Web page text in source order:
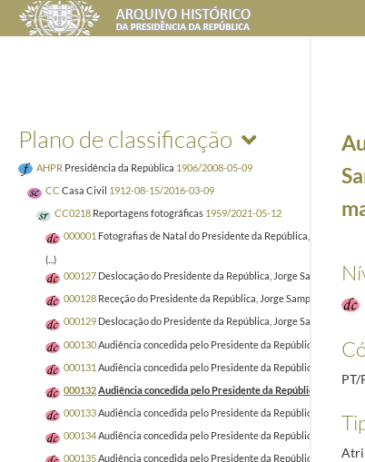
Plano de classificação
AHPR Presidência da República 1906/2008-05-09
CC Casa Civil 1912-08-15/2016-03-09
CC0218 Reportagens fotográficas 1959/2021-05-12
000001 Fotografias de Natal do Presidente da República, Aníbal
(...)
000127 Deslocação do Presidente da República, Jorge Sampaio, ao
000128 Receção do Presidente da República, Jorge Sampaio, ao
000129 Deslocação do Presidente da República, Jorge Sampaio, à
000130Audiência concedida pelo Presidente da República, Jorge
000131 Audiência concedida pelo Presidente da República, Jorge
000132Audiência concedida pelo Presidente da República, Jorge
000133Audiência concedida pelo Presidente da República, Jorge
000134Audiência concedida pelo Presidente da República, Jorge
000135Audiência concedida pelo Presidente da República, Jorge
PT/